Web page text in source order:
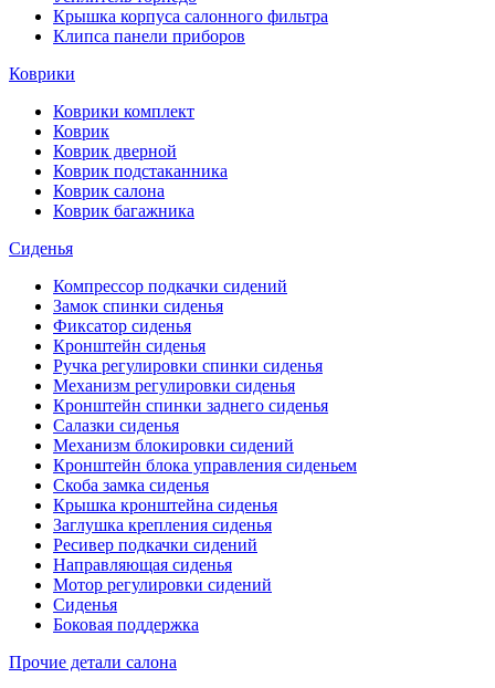
Крышка корпуса салонного фильтра
Клипса панели приборов
Коврики
Коврики комплект
Коврик
Коврик дверной
Коврик подстаканника
Коврик салона
Коврик багажника
Сиденья
Компрессор подкачки сидений
Замок спинки сиденья
Фиксатор сиденья
Кронштейн сиденья
Ручка регулировки спинки сиденья
Механизм регулировки сиденья
Кронштейн спинки заднего сиденья
Салазки сиденья
Механизм блокировки сидений
Кронштейн блока управления сиденьем
Скоба замка сиденья
Крышка кронштейна сиденья
Заглушка крепления сиденья
Ресивер подкачки сидений
Направляющая сиденья
Мотор регулировки сидений
Сиденья
Боковая поддержка
Прочие детали салона